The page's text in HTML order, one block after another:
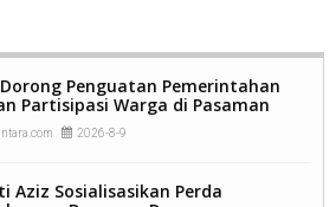
Penguatan Pemerintahan
Partisipasi Warga di Pasaman
2026-8-9
Aziz Sosialisasikan Perda